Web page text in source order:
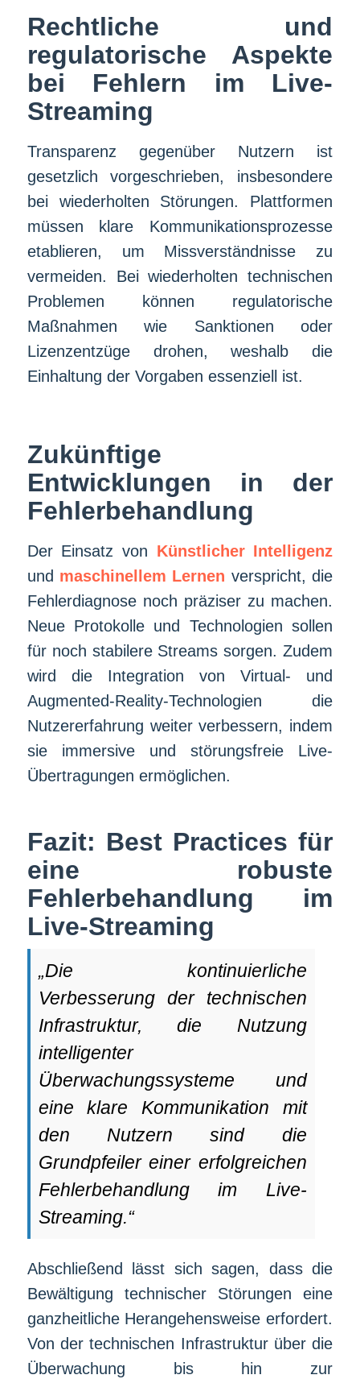
Rechtliche und
regulatorische Aspekte
bei Fehlern im Live-
Streaming
Transparenz gegenüber Nutzern ist
gesetzlich vorgeschrieben, insbesondere
bei wiederholten Störungen. Plattformen
müssen klare Kommunikationsprozesse
etablieren, um Missverständnisse zu
vermeiden. Bei wiederholten technischen
Problemen können regulatorische
Maßnahmen wie Sanktionen oder
Lizenzentzüge drohen, weshalb die
Einhaltung der Vorgaben essenziell ist.
Zukünftige
Entwicklungen in der
Fehlerbehandlung
Der Einsatz von Künstlicher Intelligenz
und maschinellem Lernen verspricht, die
Fehlerdiagnose noch präziser zu machen.
Neue Protokolle und Technologien sollen
für noch stabilere Streams sorgen. Zudem
wird die Integration von Virtual- und
Augmented-Reality-Technologien die
Nutzererfahrung weiter verbessern, indem
sie immersive und störungsfreie Live-
Übertragungen ermöglichen.
Fazit: Best Practices für
eine robuste
Fehlerbehandlung im
Live-Streaming
„Die kontinuierliche
Verbesserung der technischen
Infrastruktur, die Nutzung
intelligenter
Überwachungssysteme und
eine klare Kommunikation mit
den Nutzern sind die
Grundpfeiler einer erfolgreichen
Fehlerbehandlung im Live-
Streaming.“
Abschließend lässt sich sagen, dass die
Bewältigung technischer Störungen eine
ganzheitliche Herangehensweise erfordert.
Von der technischen Infrastruktur über die
Überwachung bis hin zur